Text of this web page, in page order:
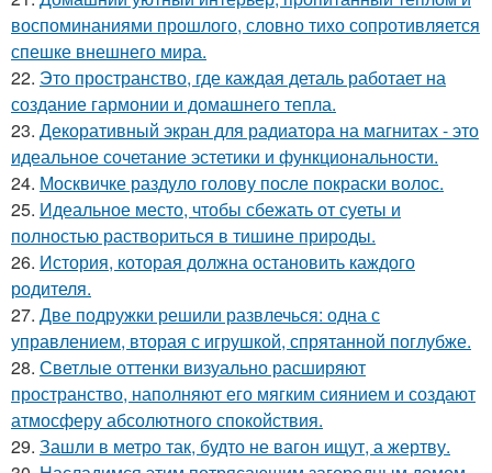
воспоминаниями прошлого, словно тихо сопротивляется
спешке внешнего мира.
22. Это пространство, где каждая деталь работает на
создание гармонии и домашнего тепла.
23. Декоративный экран для радиатора на магнитах - это
идеальное сочетание эстетики и функциональности.
24. Москвичке раздуло голову после покраски волос.
25. Идеальное место, чтобы сбежать от суеты и
полностью раствориться в тишине природы.
26. История, которая должна остановить каждого
родителя.
27. Две подружки решили развлечься: одна с
управлением, вторая с игрушкой, спрятанной поглубже.
28. Светлые оттенки визуально расширяют
пространство, наполняют его мягким сиянием и создают
атмосферу абсолютного спокойствия.
29. Зашли в метро так, будто не вагон ищут, а жертву.